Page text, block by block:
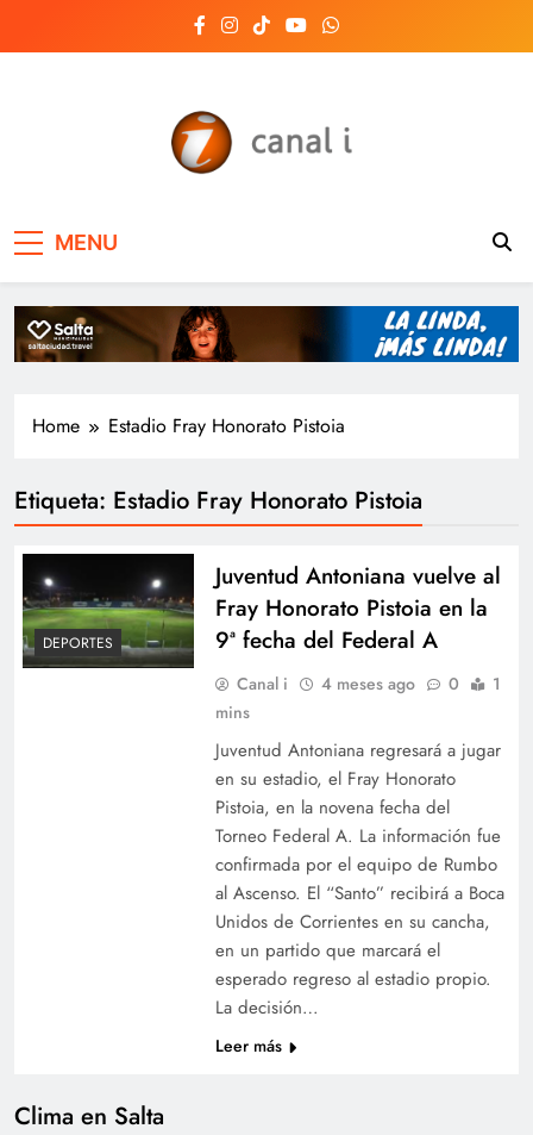
Salta, Argentina y el
mundo, las 24 horas
del día
MENU
Home Estadio Fray Honorato Pistoia
Etiqueta: Estadio Fray Honorato Pistoia
DEPORTES
Juventud Antoniana vuelve al
Fray Honorato Pistoia en la
9ª fecha del Federal A
Canal i 4 meses ago 0
1
mins
Juventud Antoniana regresará a jugar
en su estadio, el Fray Honorato
Pistoia, en la novena fecha del
Torneo Federal A. La información fue
confirmada por el equipo de Rumbo
al Ascenso. El “Santo” recibirá a Boca
Unidos de Corrientes en su cancha,
en un partido que marcará el
esperado regreso al estadio propio.
La decisión…
Leer más
Clima en Salta